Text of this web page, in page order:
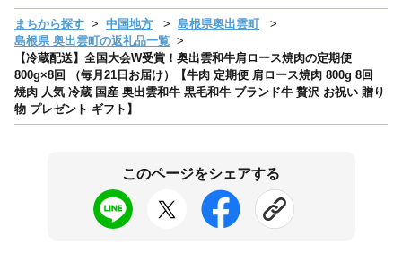
まちから探す 中国地方
島根県奥出雲町
島根県 奥出雲町の返礼品一覧
【冷蔵配送】全国大会W受賞！奥出雲和牛肩ロース焼肉の定期便
800g×8回 （毎月21日お届け）【牛肉 定期便 肩ロース焼肉 800g 8回
焼肉 人気 冷蔵 国産 奥出雲和牛 黒毛和牛 ブランド牛 贅沢 お祝い 贈り
物 プレゼント ギフト】
このページをシェアする